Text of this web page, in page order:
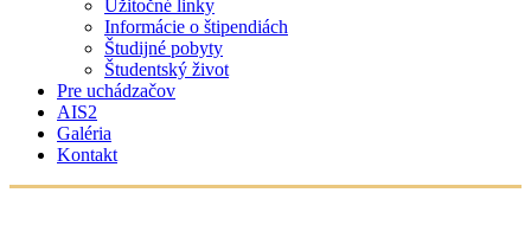
Užitočné linky
Informácie o štipendiách
Študijné pobyty
Študentský život
Pre uchádzačov
AIS2
Galéria
Kontakt